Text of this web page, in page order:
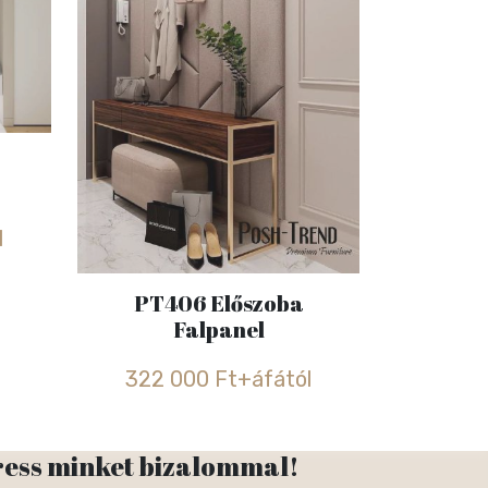
PT406 Előszoba
Falpanel
322 000 Ft+áfától
minket bizalommal!